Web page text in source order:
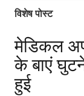
विशेष पोस्ट
मेडिकल
के बाएं
हुई